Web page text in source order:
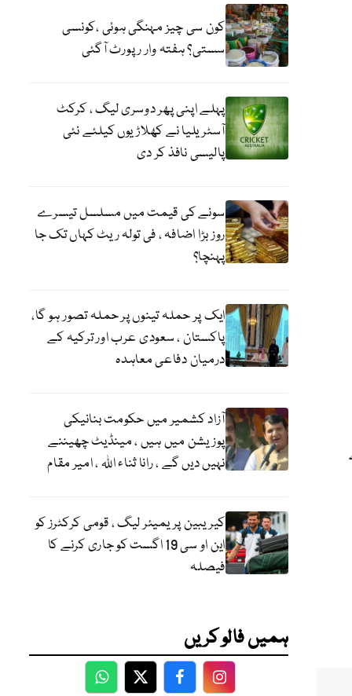
کون سی چیز مہنگی ہوئی ،کونسی
سستی؟ ہفتہ وار رپورٹ آگئی
پہلے اپنی پھر دوسری لیگ ، کرکٹ
آسٹریلیا نے کھلاڑیوں کیلئے نئی
پالیسی نافذ کر دی
سونے کی قیمت میں مسلسل تیسرے
روز بڑا اضافہ ، فی تولہ ریٹ کہاں تک جا
پہنچا؟
ایک پر حملہ تینوں پر حملہ تصور ہو گا،
پاکستان ، سعودی عرب اور ترکیہ کے
درمیان دفاعی معاہدہ
آزاد کشمیر میں حکومت بنانیکی
پوزیشن میں ہیں ، مینڈیٹ چھیننے
نہیں دیں گے ، رانا ثناء اللہ ، امیر مقام
کیریبین پریمیئر لیگ ، قومی کرکٹرز کو
این او سی 19 اگست کو جاری کرنے کا
فیصلہ
ہمیں فالو کریں
WhatsApp
TwitterFacebookFacebook